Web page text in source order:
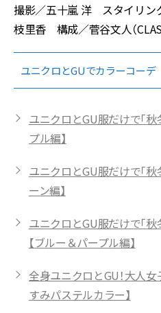
撮影／五十嵐 洋 スタイリ
枝里香 構成／菅谷文人（
ユニクロとGUでカラーコー
ユニクロとGU服だけで「秋
プル編】
ユニクロとGU服だけで「秋
ーン編】
ユニクロとGU服だけで「
【ブルー＆パープル編】
全身ユニクロとGU！大人女
すみパステルカラー】